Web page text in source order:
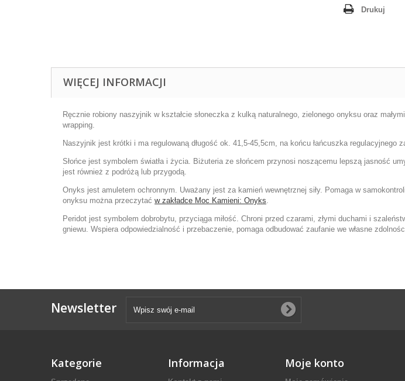
Drukuj
WIĘCEJ INFORMACJI
Ręcznie robiony naszyjnik w kształcie słoneczka z kulką naturalnego, zielonego onyksu oraz
wrapping.
Naszyjnik jest krótki i ma regulowaną długość ok. 41,5-45,5cm, na końcu łańcuszka regulacyjnego
Słońce jest symbolem światła i życia. Biżuteria ze słońcem przynosi noszącemu lepszą jasność
jest również z podróżą lub przygodą.
Onyks jest amuletem ochronnym. Uważany jest za kamień wewnętrznej siły. Pomaga w
onyksu można przeczytać w zakładce Moc Kamieni: Onyks
Peridot jest symbolem dobrobytu, przyciąga miłość. Chroni przed czarami, złymi duchami i
gniewu. Wspiera odpowiedzialność i przebaczenie, pomaga odbudować zaufanie we własne
Newsletter
Kategorie Informacja Moje konto